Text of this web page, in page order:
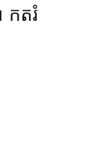
កតរំ